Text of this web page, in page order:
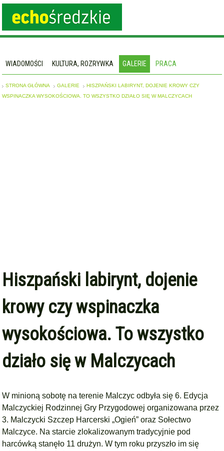
WIADOMOŚCI KULTURA, ROZRYWKA GALERIE PRACA
STRONA GŁÓWNA GALERIE
HISZPAŃSKI LABIRYNT, DOJENIE KROWY CZY
WSPINACZKA WYSOKOŚCIOWA. TO WSZYSTKO DZIAŁO SIĘ W MALCZYCACH
Hiszpański labirynt, dojenie
krowy czy wspinaczka
wysokościowa. To wszystko
działo się w Malczycach
W minioną sobotę na terenie Malczyc odbyła się 6. Edycja
Malczyckiej Rodzinnej Gry Przygodowej organizowana przez
3. Malczycki Szczep Harcerski „Ogień” oraz Sołectwo
Malczyce. Na starcie zlokalizowanym tradycyjnie pod
harcówką stanęło 11 drużyn. W tym roku przyszło im się